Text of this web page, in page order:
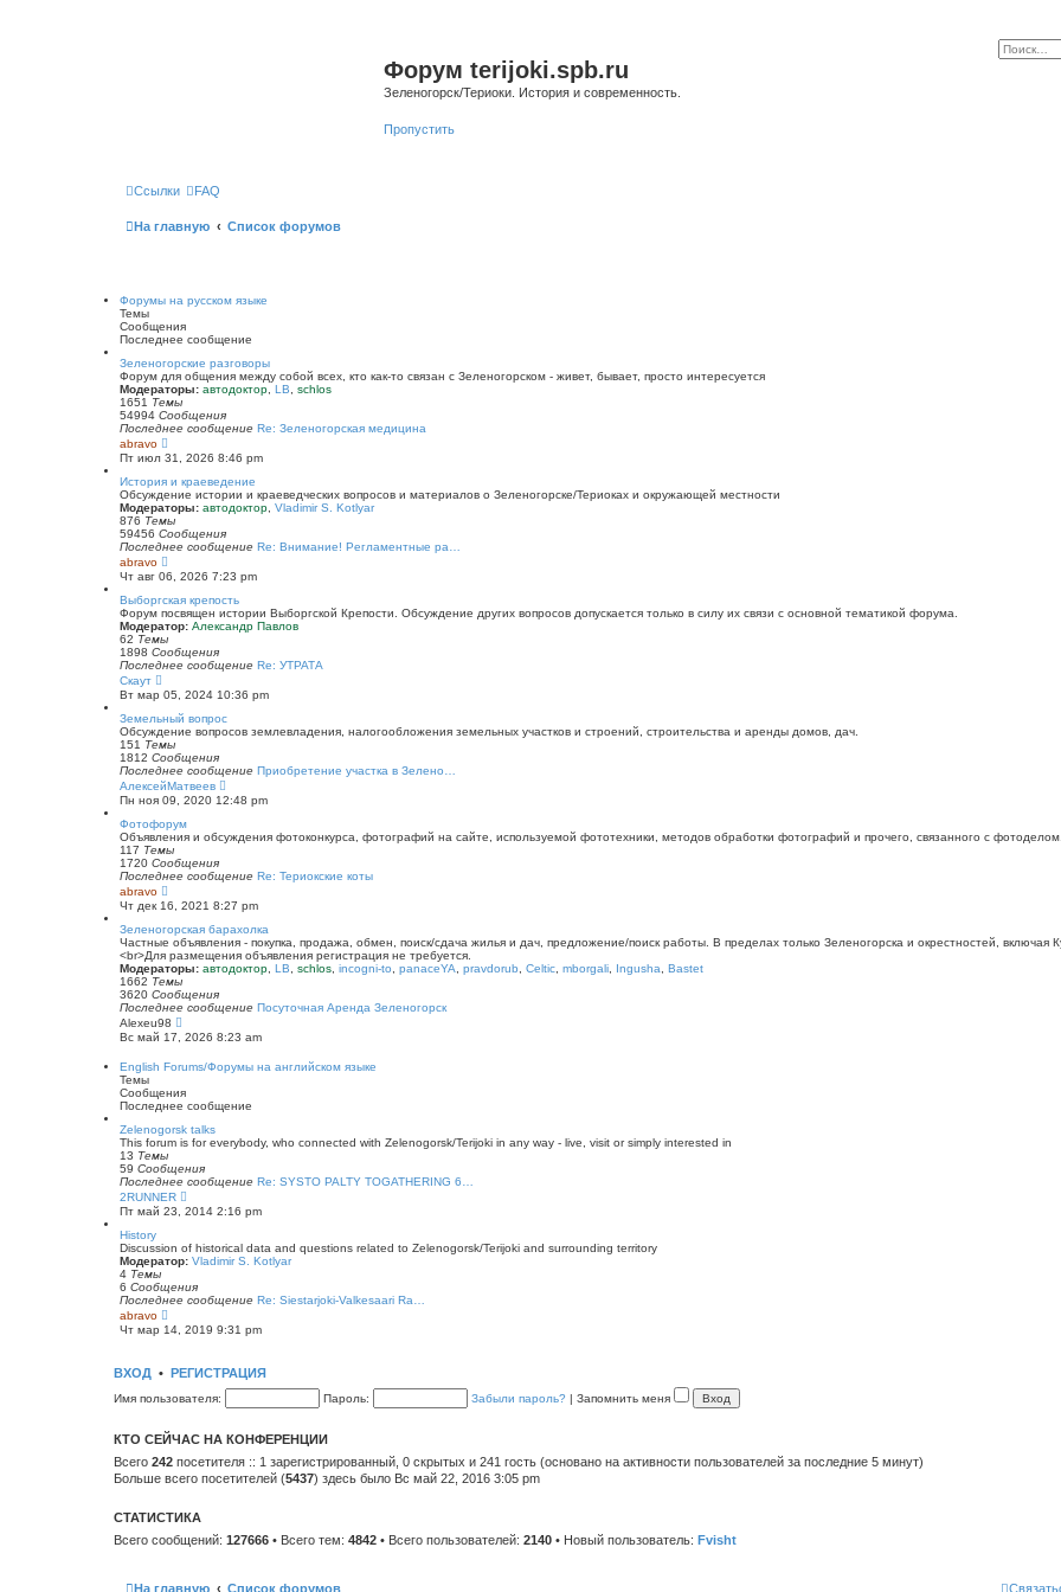
Форум terijoki.spb.ru
Зеленогорск/Териоки. История и современность.
Пропустить
Ссылки FAQ
На главную Список форумов
Форумы на русском языке
Темы
Сообщения
Последнее сообщение
Зеленогорские разговоры
Форум для общения между собой всех, кто как-то связан с Зеленогорском - живет, бывает, просто интересуется
Модераторы: автодоктор LB
schlos
1651 Темы
54994 Сообщения
Последнее сообщение Re: Зеленогорская медицина
abravo
е
р
е
й
т
и
к
п
с
л
е
д
н
е
м
у
о
щ
е
н
и
ю
Пт июл 31, 2026 8:46 pm
История и краеведение
Обсуждение истории и краеведческих вопросов и материалов о Зеленогорске/Териоках и окружающей местности
Модераторы: автодоктор Vladimir S. Kotlyar
876 Темы
59456 Сообщения
Последнее сообщение Re: Внимание! Регламентные ра…
abravo
е
р
е
й
т
и
к
п
с
л
е
д
н
е
м
у
с
о
б
щ
е
н
и
Чт авг 06, 2026 7:23 pm
Выборгская крепость
Форум посвящен истории Выборгской Крепости. Обсуждение других вопросов допускается только в силу их связи с основной тематикой форума.
Модератор: Александр Павлов
62 Темы
1898 Сообщения
Последнее сообщение Re: УТРАТА
Скаут
е
р
е
й
т
и
к
п
о
с
л
е
д
н
е
м
у
с
о
б
щ
е
н
и
ю
Вт мар 05, 2024 10:36 pm
Земельный вопрос
Обсуждение вопросов землевладения, налогообложения земельных участков и строений, строительства и аренды домов, дач.
151 Темы
1812 Сообщения
Последнее сообщение Приобретение участка в Зелено…
АлексейМатвеев
е
р
й
т
к
о
с
л
е
д
н
е
у
о
щ
и
Пн ноя 09, 2020 12:48 pm
Фотофорум
Объявления и обсуждения фотоконкурса, фотографий на сайте, используемой фототехники, методов обработки фотографий и прочего, связанного с фотоделом.
117 Темы
1720 Сообщения
Последнее сообщение Re: Териокские коты
abravo
е
р
е
й
т
и
к
п
о
с
л
е
н
м
у
о
о
б
щ
е
н
и
Чт дек 16, 2021 8:27 pm
Зеленогорская барахолка
Частные объявления - покупка, продажа, обмен, поиск/сдача жилья и дач, предложение/поиск работы. В пределах только Зеленогорска и окрестностей,
<br>Для размещения объявления регистрация не требуется.
Модераторы: автодоктор LB schlos incogni-to panaceYA pravdorub Celtic mborgali Ingusha
Bastet
1662 Темы
3620 Сообщения
Последнее сообщение Посуточная Аренда Зеленогорск
Alexeu98
е
р
й
и
к
п
о
с
е
д
н
е
с
о
б
щ
н
Вс май 17, 2026 8:23 am
English Forums/Форумы на английском языке
Темы
Сообщения
Последнее сообщение
Zelenogorsk talks
This forum is for everybody, who connected with Zelenogorsk/Terijoki in any way - live, visit or simply interested in
13 Темы
59 Сообщения
Последнее сообщение Re: SYSTO PALTY TOGATHERING 6…
2RUNNER
е
р
й
т
к
п
с
л
н
м
о
б
щ
и
Пт май 23, 2014 2:16 pm
History
Discussion of historical data and questions related to Zelenogorsk/Terijoki and surrounding territory
Модератор: Vladimir S. Kotlyar
4 Темы
6 Сообщения
Последнее сообщение Re: Siestarjoki-Valkesaari Ra…
abravo
е
р
т
к
о
с
л
е
д
м
с
б
Чт мар 14, 2019 9:31 pm
ВХОД • РЕГИСТРАЦИЯ
Имя пользователя: Пароль: Забыли пароль? | Запомнить меня
КТО СЕЙЧАС НА КОНФЕРЕНЦИИ
Всего 242 посетителя :: 1 зарегистрированный, 0 скрытых и 241 гость (основано на активности пользователей за последние 5 минут)
Больше всего посетителей (5437) здесь было Вс май 22, 2016 3:05 pm
СТАТИСТИКА
Всего сообщений: 127666 • Всего тем: 4842 • Всего пользователей: 2140 • Новый пользователь: Fvisht
На главную Список форумов